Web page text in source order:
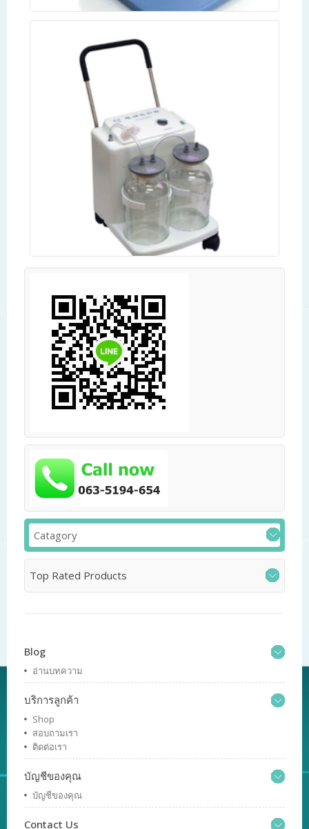
Pedal Suction Apparatus เครื่องดูดเสมหะ รุ่น 7B
Read more
เครื่องดูดเสมหะไฟฟ้าแบบล้อเลื่อน Suction SMAF รุ่น YX-
932D
Read more
Catagory
Top Rated Products
Blog
อ่านบทความ
บริการลูกค้า
Shop
สอบถามเรา
ติดต่อเรา
บัญชีของคุณ
บัญชีของคุณ
Contact Us